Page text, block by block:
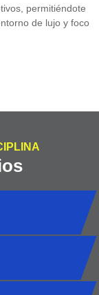
permitiéndote
de lujo y foco